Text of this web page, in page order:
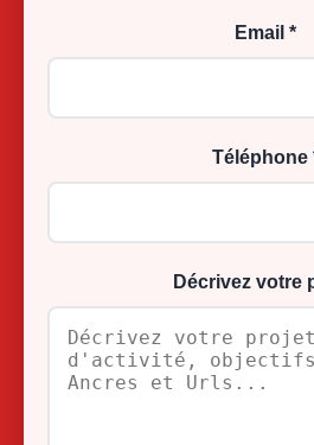
Email *
Téléphone
Décrivez votre